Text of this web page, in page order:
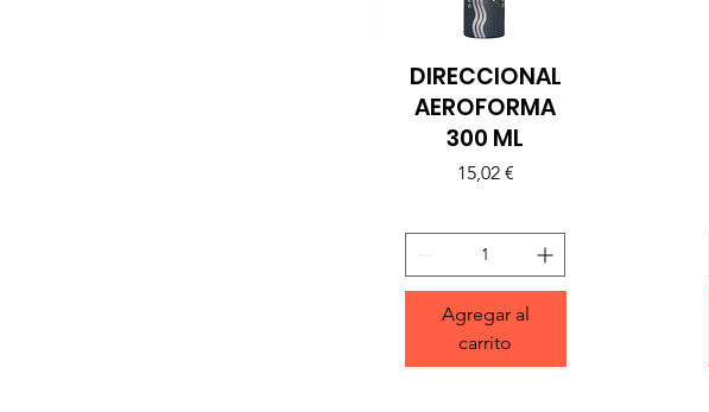
Vista rápida
DIRECCIONAL
AEROFORMA
300 ML
Precio
15,02 €
Agregar al
carrito